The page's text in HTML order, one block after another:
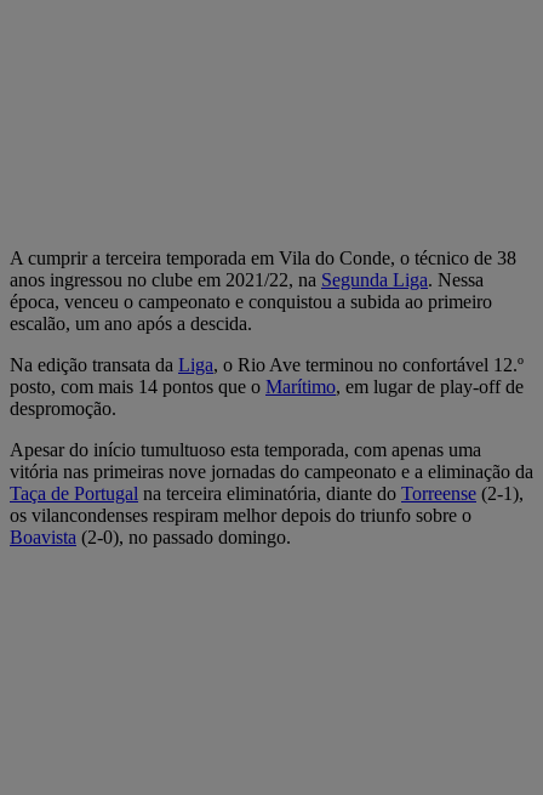
A cumprir a terceira temporada em Vila do Conde, o técnico de 38
anos ingressou no clube em 2021/22, na Segunda Liga. Nessa
época, venceu o campeonato e conquistou a subida ao primeiro
escalão, um ano após a descida.
Na edição transata da Liga, o Rio Ave terminou no confortável 12.º
posto, com mais 14 pontos que o Marítimo, em lugar de play-off de
despromoção.
Apesar do início tumultuoso esta temporada, com apenas uma
vitória nas primeiras nove jornadas do campeonato e a eliminação da
Taça de Portugal na terceira eliminatória, diante do Torreense (2-1),
os vilancondenses respiram melhor depois do triunfo sobre o
Boavista (2-0), no passado domingo.